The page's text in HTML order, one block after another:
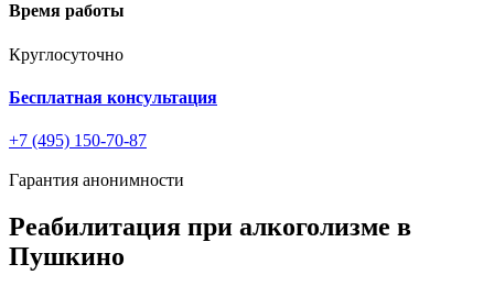
Время работы
Круглосуточно
Бесплатная консультация
+7 (495) 150-70-87
Гарантия анонимности
Реабилитация при алкоголизме в
Пушкино